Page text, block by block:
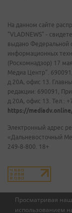
Просматривая
использованием
На данном сайте
"VLADNEWS" -
выдано Федеральной
информационных
(Роскомнадзор) 17
Медиа Центр".
д.20А, офис 13.
редакции: 690091,
д.20А, офис 13. Тел.:
https://
Электронный адрес
«Дальневосточный
249-8-800. 18+